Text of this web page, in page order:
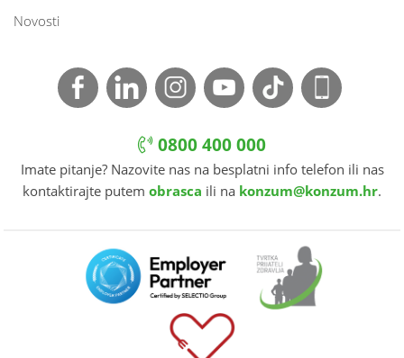
Novosti
0800 400 000
Imate pitanje? Nazovite nas na besplatni info telefon ili nas
kontaktirajte putem obrasca ili na konzum@konzum.hr.